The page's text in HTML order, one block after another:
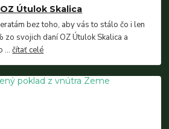
Útulok Skalica
bez toho, aby vás to stálo čo i len
zo svojich daní OZ Útulok Skalica a
...čítať celé